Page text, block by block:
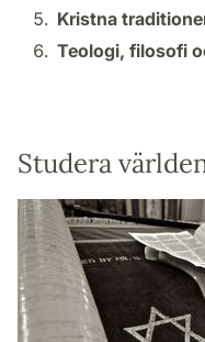
Kristna
Teologi, filosofi
Studera